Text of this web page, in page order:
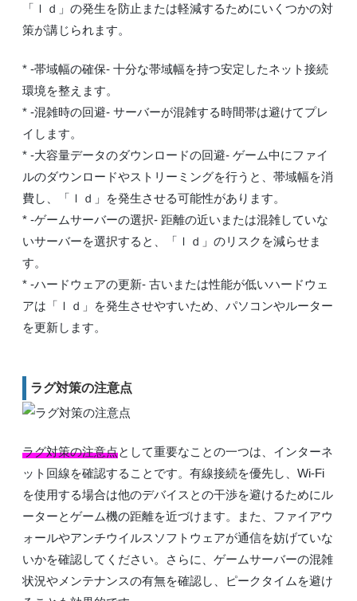
「ｌｄ」の発生を防止または軽減するためにいくつかの対
策が講じられます。
* -帯域幅の確保- 十分な帯域幅を持つ安定したネット接続
環境を整えます。
* -混雑時の回避- サーバーが混雑する時間帯は避けてプレ
イします。
* -大容量データのダウンロードの回避- ゲーム中にファイ
ルのダウンロードやストリーミングを行うと、帯域幅を消
費し、「ｌｄ」を発生させる可能性があります。
* -ゲームサーバーの選択- 距離の近いまたは混雑していな
いサーバーを選択すると、「ｌｄ」のリスクを減らせま
す。
* -ハードウェアの更新- 古いまたは性能が低いハードウェ
アは「ｌｄ」を発生させやすいため、パソコンやルーター
を更新します。
ラグ対策の注意点
ラグ対策の注意点として重要なことの一つは、インターネ
ット回線を確認することです。有線接続を優先し、Wi-Fi
を使用する場合は他のデバイスとの干渉を避けるためにル
ーターとゲーム機の距離を近づけます。また、ファイアウ
ォールやアンチウイルスソフトウェアが通信を妨げていな
いかを確認してください。さらに、ゲームサーバーの混雑
状況やメンテナンスの有無を確認し、ピークタイムを避け